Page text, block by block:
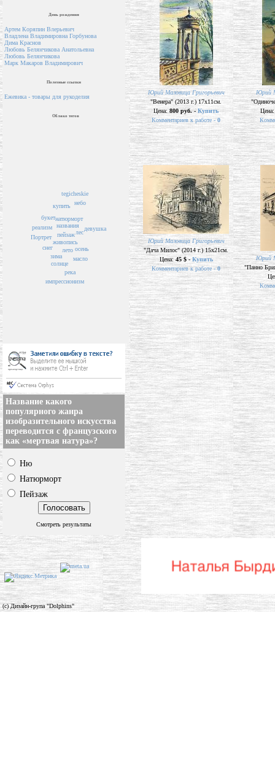
День рождения
Артем Коряпин Влерьевич
Владлена Владимировна Горбунова
Дима Краснов
Любовь Белянчикова Анатольевна
Любовь Белянчикова
Марк Макаров Владимирович
Полезные ссылки
Ежевика - товары для рукоделия
Облако тегов
пейзаж
названия
живопись
лето
натюрморт
купить
солнце
лес
зима
осень
букет
масло
река
снег
tegicheskie
реализм
небо
импрессионизм
Портрет
девушка
Название какого
популярного жанра
изобразительного искусства
переводится с французского
как «мертвая натура»?
Ню
Натюрморт
Пейзаж
Смотреть результаты
Юрий Маловица Григорьевич
"Венера" (2013 г.) 17х11см.
Цена:800 руб. - Купить
Комментариев к работе -0
Юрий
Юрий Маловица Григорьевич
"Дача Милос" (2014 г.) 15х21см.
Цена: 45 $ - Купить
Комментариев к работе -0
Юрий
"Панно
(c) Дизайн-група "Dolphins"